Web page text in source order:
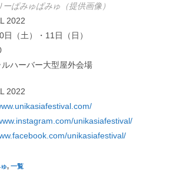
ーぱみゅぱみゅ（提供画像）
2022
（土）・11日（日）
ハーバー大型屋外会場
2022
unikasiafestival/
unikasiafestival/
, 一覧